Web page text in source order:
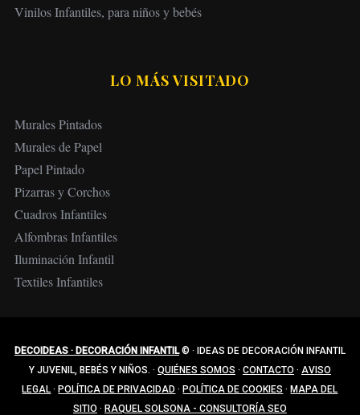
Vinilos Infantiles, para niños y bebés
LO MÁS VISITADO
Murales Pintados
Murales de Papel
Papel Pintado
Pizarras y Corchos
Cuadros Infantiles
Alfombras Infantiles
Iluminación Infantil
Textiles Infantiles
DECOIDEAS · DECORACIÓN INFANTIL© ·
IDEAS DE DECORACIÓN INFANTIL
Y JUVENIL, BEBÉS Y NIÑOS. · QUIÉNES SOMOS · CONTACTO · AVISO
LEGAL · POLÍTICA DE PRIVACIDAD · POLÍTICA DE COOKIES · MAPA DEL
SITIO · RAQUEL SOLSONA - CONSULTORÍA SEO